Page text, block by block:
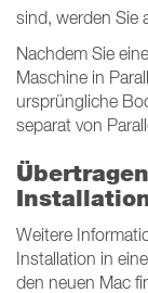
sind, werden Sie
Nachdem Sie
Maschine in
ursprüngliche
separat von
Weitere
Installation in
den neuen Mac